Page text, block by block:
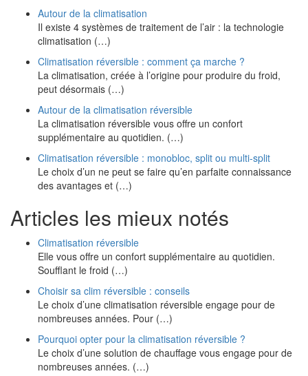
Autour de la climatisation
Il existe 4 systèmes de traitement de l’air : la technologie
climatisation (…)
Climatisation réversible : comment ça marche ?
La climatisation, créée à l’origine pour produire du froid,
peut désormais (…)
Autour de la climatisation réversible
La climatisation réversible vous offre un confort
supplémentaire au quotidien. (…)
Climatisation réversible : monobloc, split ou multi-split
Le choix d’un ne peut se faire qu’en parfaite connaissance
des avantages et (…)
Articles les mieux notés
Climatisation réversible
Elle vous offre un confort supplémentaire au quotidien.
Soufflant le froid (…)
Choisir sa clim réversible : conseils
Le choix d’une climatisation réversible engage pour de
nombreuses années. Pour (…)
Pourquoi opter pour la climatisation réversible ?
Le choix d’une solution de chauffage vous engage pour de
nombreuses années. (…)